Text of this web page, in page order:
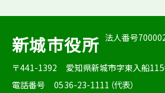
新城市役所 法人番号
〒441-1392
愛知県新城市字東入船
電話番号
0536-23-1111（代表）